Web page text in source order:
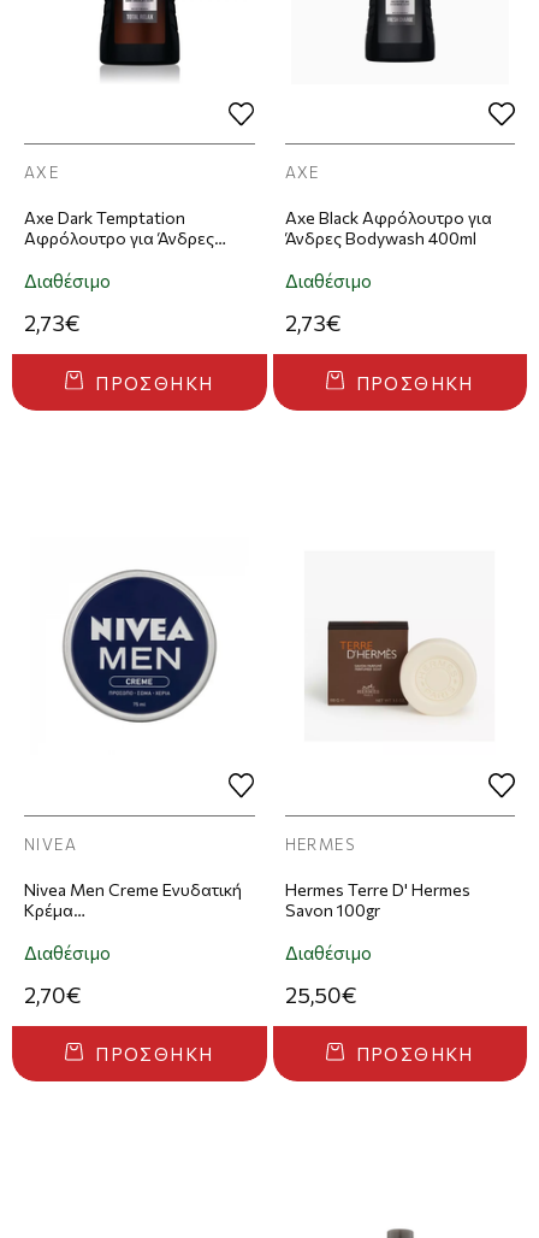
AXE
Axe Dark Temptation
Αφρόλουτρο για Άνδρες
Διαθέσιμο
2,73€
ΠΡΟΣΘΉΚΗ
AXE
Axe Black Αφρόλουτρο για
Άνδρες Bodywash 400ml
Διαθέσιμο
2,73€
ΠΡΟΣΘΉΚΗ
NIVEA
Nivea Men Creme Ενυδατική
Κρέμα
Για Άνδρες 75ml
Διαθέσιμο
2,70€
ΠΡΟΣΘΉΚΗ
HERMES
Hermes Terre D' Hermes
Savon 100gr
Διαθέσιμο
25,50€
ΠΡΟΣΘΉΚΗ